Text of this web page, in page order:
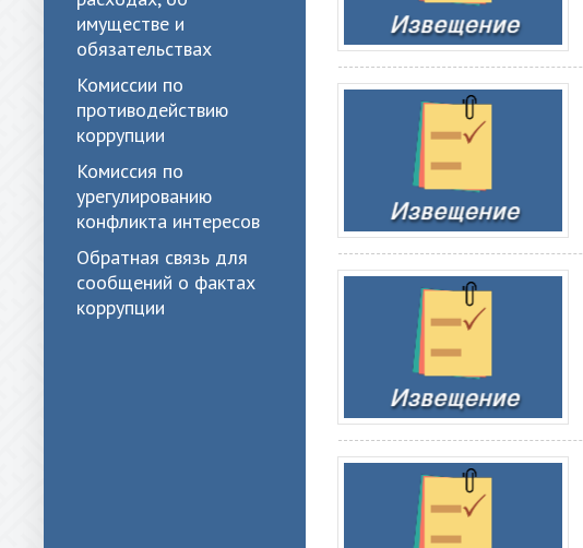
имуществе и
обязательствах
Комиссии по
противодействию
коррупции
Комиссия по
урегулированию
конфликта интересов
Обратная связь для
сообщений о фактах
коррупции